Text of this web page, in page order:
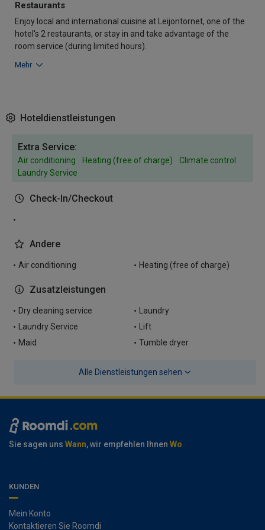
Restaurants
Enjoy local and international cuisine at Leijontornet, one of the
hotel's 2 restaurants, or stay in and take advantage of the
room service (during limited hours).
Mehr
Hoteldienstleistungen
Extra Service:
Air conditioning Heating (free of charge)
Climate control
Laundry Service
Check-In/Checkout
Andere
Air conditioning Heating (free of charge)
Zusatzleistungen
Dry cleaning service
Laundry
Laundry Service
Lift
Maid
Tumble dryer
Alle Dienstleistungen sehen
Sie sagen uns Wann, wir empfehlen Ihnen Wo
KUNDEN
Mein Konto
Kontaktieren Sie Roomdi